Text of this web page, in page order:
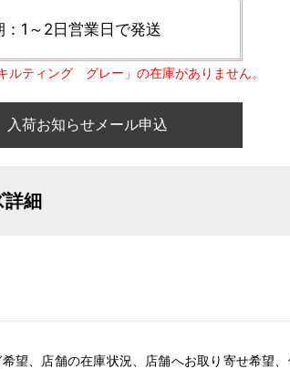
1～2日営業日で発送
ルティング グレー」の在庫がありません。
入荷お知らせメール申込
詳細
望、店舗の在庫状況、店舗へお取り寄せ希望